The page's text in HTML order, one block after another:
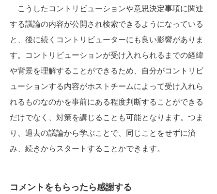
こうしたコントリビューションや意思決定事項に関連
する議論の内容が公開され検索できるようになっている
と、後に続くコントリビューターにも良い影響がありま
す。コントリビューションが受け入れられるまでの経緯
や背景を理解することができるため、自分がコントリビ
ューションする内容がホストチームによって受け入れら
れるものなのかを事前にある程度判断することができる
だけでなく、対策を講じることも可能となります。つま
り、過去の議論から学ぶことで、同じことをせずに済
み、続きからスタートすることかできます。
コメントをもらったら感謝する